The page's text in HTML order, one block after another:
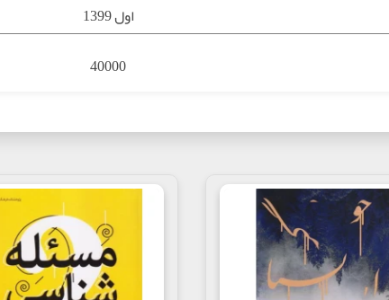
اول 1399
40000
کتاب قیصرامین پور, علی تقوی, سوره مهر, خرید کتاب قیصرامین پور,
سوره مهر